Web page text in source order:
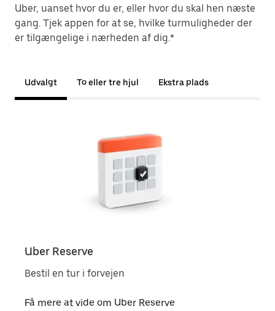
Uber, uanset hvor du er, eller hvor du skal hen næste
gang. Tjek appen for at se, hvilke turmuligheder der
er tilgængelige i nærheden af dig.*
Udvalgt To eller tre hjul Ekstra plads
Uber Reserve
Bestil en tur i forvejen
Få mere at vide om Uber Reserve